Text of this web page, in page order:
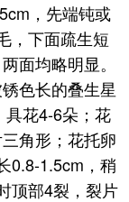
，先端钝或
，下面疏生短
面均略明显。
色长的叠生星
花4-6朵；花
角形；花托卵
0.8-1.5cm，稍
顶部4裂，裂片